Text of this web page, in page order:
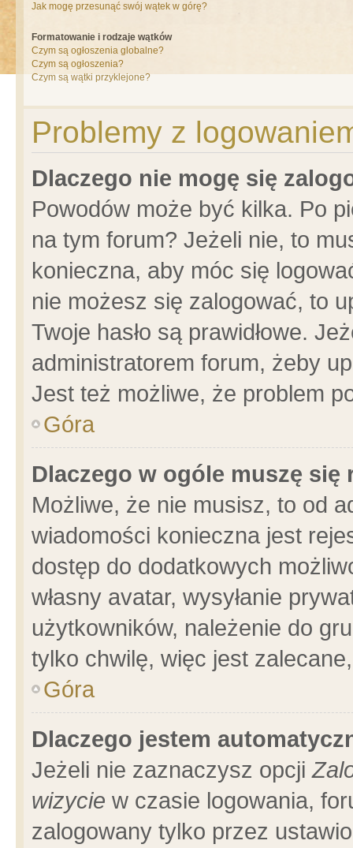
Jak mogę przesunąć swój wątek w górę?
Formatowanie i rodzaje wątków
Czym są ogłoszenia globalne?
Czym są ogłoszenia?
Czym są wątki przyklejone?
Problemy z
Dlaczego nie mogę się
Powodów może być kilka. Po
na tym forum? Jeżeli nie, to
konieczna, aby móc się
nie możesz się zalogować, to
Twoje hasło są prawidłowe.
administratorem forum, żeby
Jest też możliwe, że problem
Góra
Dlaczego w ogóle muszę się
Możliwe, że nie musisz, to od
wiadomości konieczna jest
dostęp do dodatkowych
własny avatar, wysyłanie
użytkowników, należenie do
tylko chwilę, więc jest
Góra
Dlaczego jestem
Jeżeli nie zaznaczysz opcji
wizycie w czasie logowania,
zalogowany tylko przez